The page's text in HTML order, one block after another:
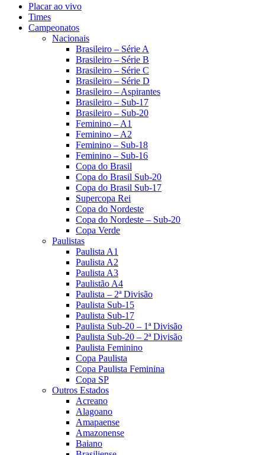
Placar ao vivo
Times
Campeonatos
Nacionais
Brasileiro – Série A
Brasileiro – Série B
Brasileiro – Série C
Brasileiro – Série D
Brasileiro – Aspirantes
Brasileiro – Sub-17
Brasileiro – Sub-20
Feminino – A1
Feminino – A2
Feminino – Sub-18
Feminino – Sub-16
Copa do Brasil
Copa do Brasil Sub-20
Copa do Brasil Sub-17
Supercopa Rei
Copa do Nordeste
Copa do Nordeste – Sub-20
Copa Verde
Paulistas
Paulista A1
Paulista A2
Paulista A3
Paulistão A4
Paulista – 2ª Divisão
Paulista Sub-15
Paulista Sub-17
Paulista Sub-20 – 1ª Divisão
Paulista Sub-20 – 2ª Divisão
Paulista Feminino
Copa Paulista
Copa Paulista Feminina
Copa SP
Outros Estados
Acreano
Alagoano
Amapaense
Amazonense
Baiano